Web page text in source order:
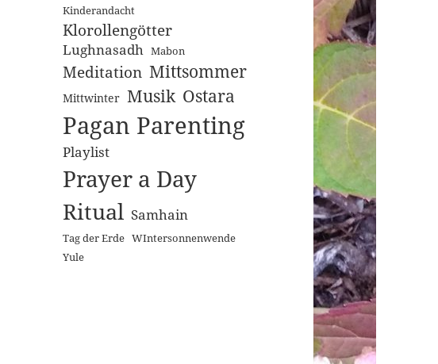
Kinderandacht
Klorollengötter
Lughnasadh Mabon
Meditation Mittsommer
Mittwinter Musik Ostara
Pagan Parenting
Playlist
Prayer a Day
Ritual Samhain
Tag der Erde WIntersonnenwende
Yule